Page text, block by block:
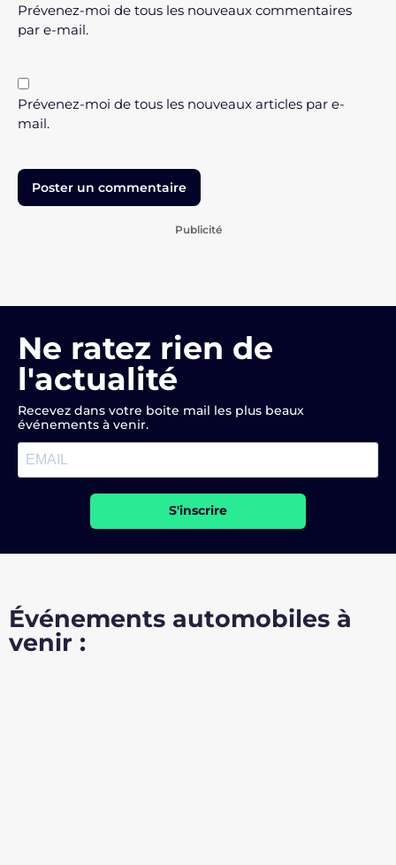
Prévenez-moi de tous les nouveaux commentaires
par e-mail.
Prévenez-moi de tous les nouveaux articles par e-
mail.
Publicité
Ne ratez rien de
l'actualité
Recevez dans votre boite mail les plus beaux
événements à venir.
S'inscrire
Événements automobiles à
venir :